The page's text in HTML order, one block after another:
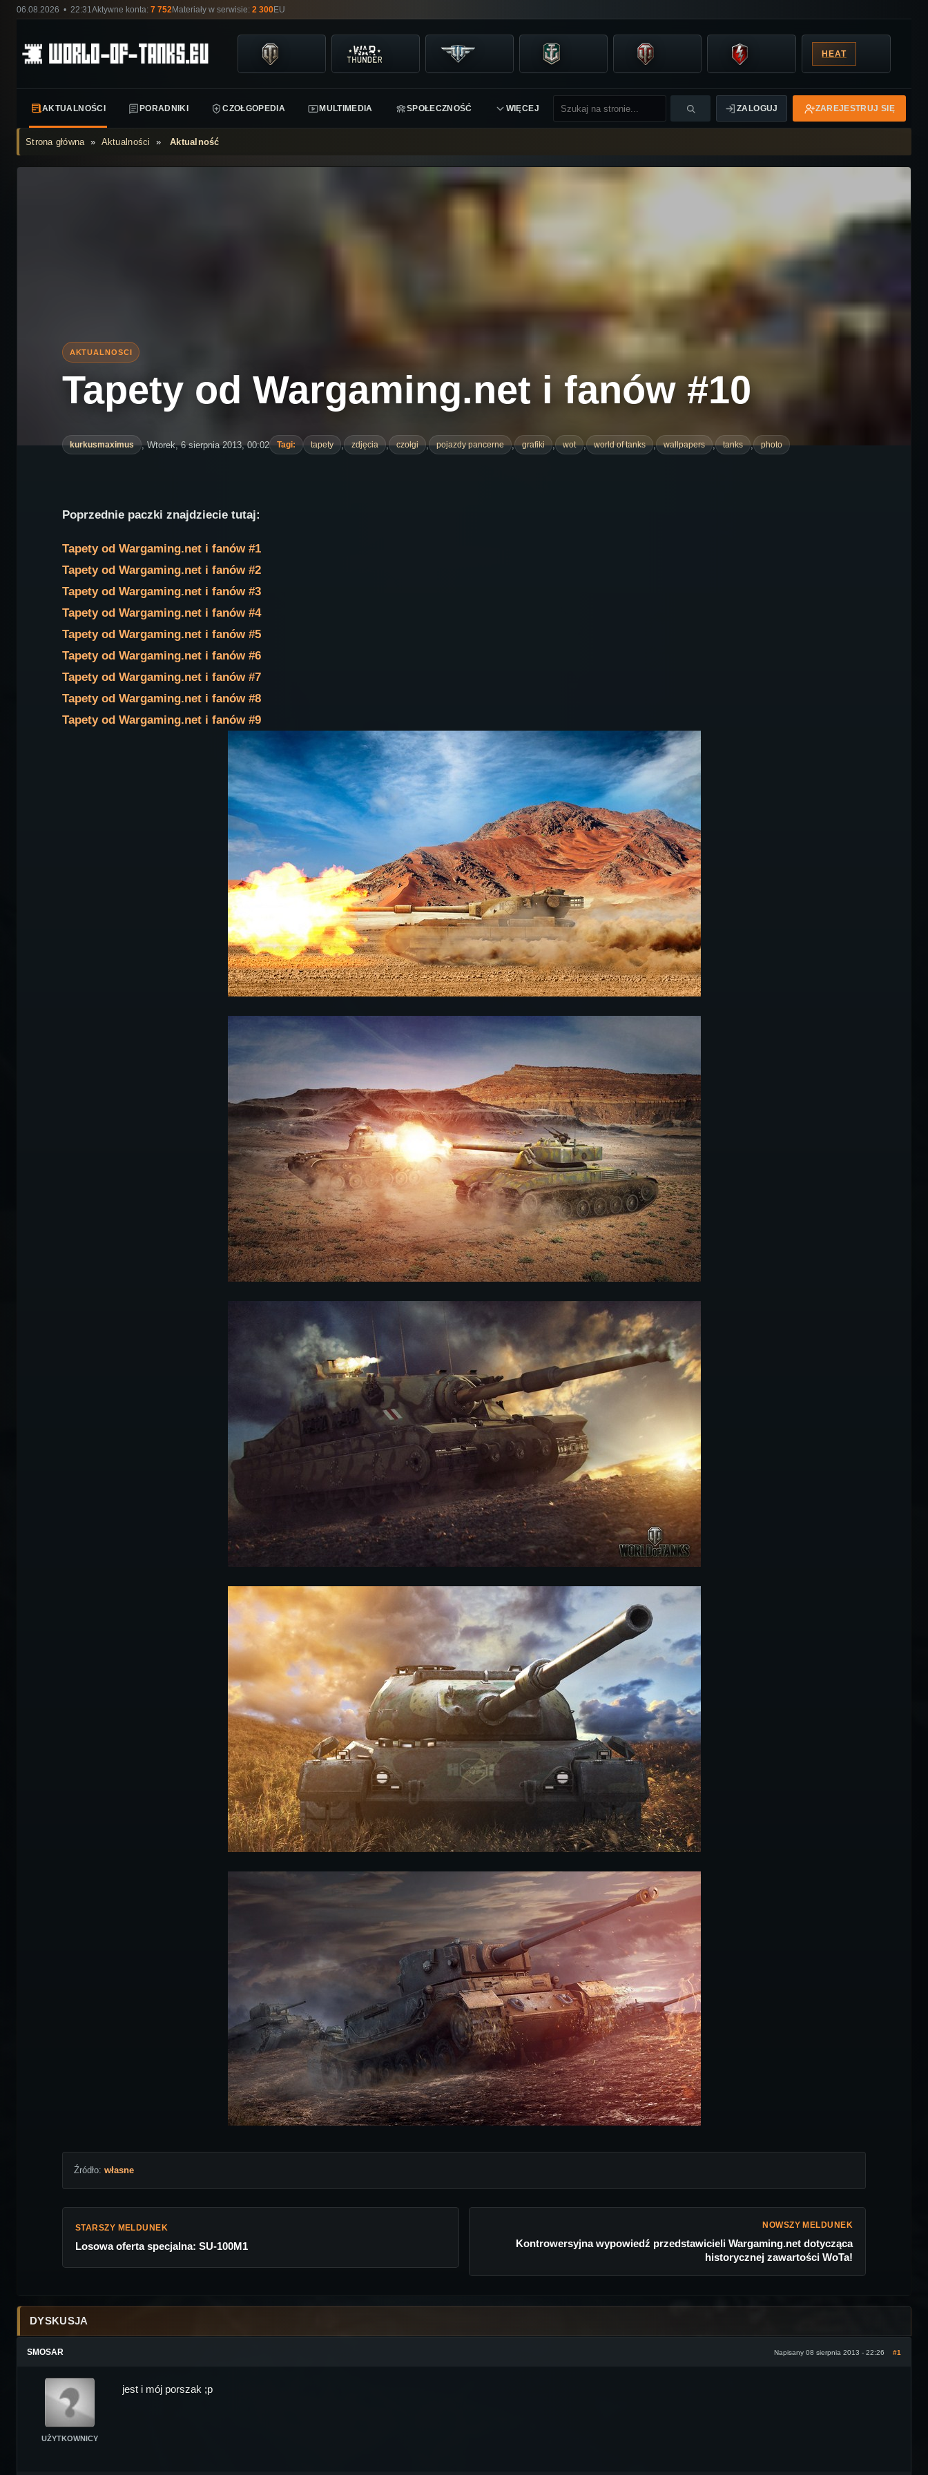
06.08.2026 • 22:31 Aktywne konta: 7 752Materiały w serwisie: 2 300EU
HEAT
AKTUALNOŚCI PORADNIKI CZOŁGOPEDIA MULTIMEDIA SPOŁECZNOŚĆ WIĘCEJ ZALOGUJ ZAREJESTRUJ SIĘ
Strona główna» Aktualności »Aktualność
Tapety od Wargaming.net i fanów #10
kurkusmaximus , Wtorek, 6 sierpnia 2013, 00:02 Tagi: tapety , zdjęcia , czołgi , pojazdy pancerne , grafiki , wot , world of tanks , wallpapers , tanks , photo
Poprzednie paczki znajdziecie tutaj:
Tapety od Wargaming.net i fanów #1
Tapety od Wargaming.net i fanów #2
Tapety od Wargaming.net i fanów #3
Tapety od Wargaming.net i fanów #4
Tapety od Wargaming.net i fanów #5
Tapety od Wargaming.net i fanów #6
Tapety od Wargaming.net i fanów #7
Tapety od Wargaming.net i fanów #8
Tapety od Wargaming.net i fanów #9
Źródło: własne
STARSZY MELDUNEK
Losowa oferta specjalna: SU-100M1
NOWSZY MELDUNEK
Kontrowersyjna wypowiedź przedstawicieli Wargaming.net dotycząca
historycznej zawartości WoTa!
DYSKUSJA
SMOSAR Napisany 08 sierpnia 2013 - 22:26 #1
UŻYTKOWNICY
jest i mój porszak ;p